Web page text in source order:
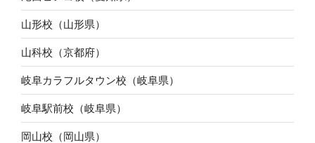
山形校（山形県）
山科校（京都府）
岐阜カラフルタウン校（岐阜県）
岐阜駅前校（岐阜県）
岡山校（岡山県）